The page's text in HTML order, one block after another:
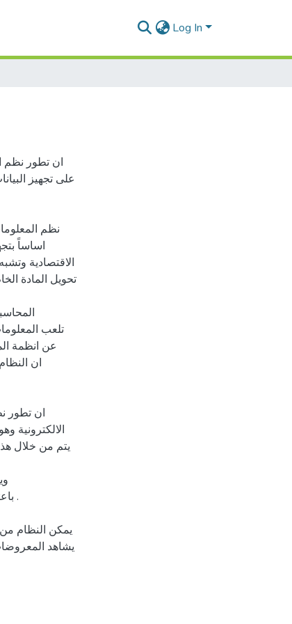
Log In
ان تطور نظم
على تجهيز
نظم
اساساً
الاقتصادية
تحويل المادة
تلعب
عن انظمة
ان
ان تطور
الالكترونية
يتم من خلال
يمكن النظام
يشاهد